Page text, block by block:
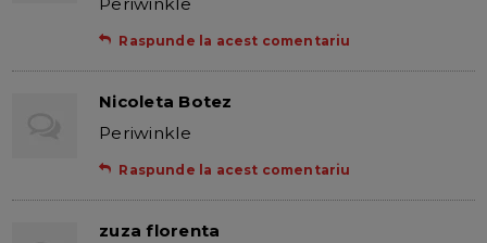
Raspunde la acest comentariu
Nicoleta Botez
Periwinkle
Raspunde la acest comentariu
zuza florenta